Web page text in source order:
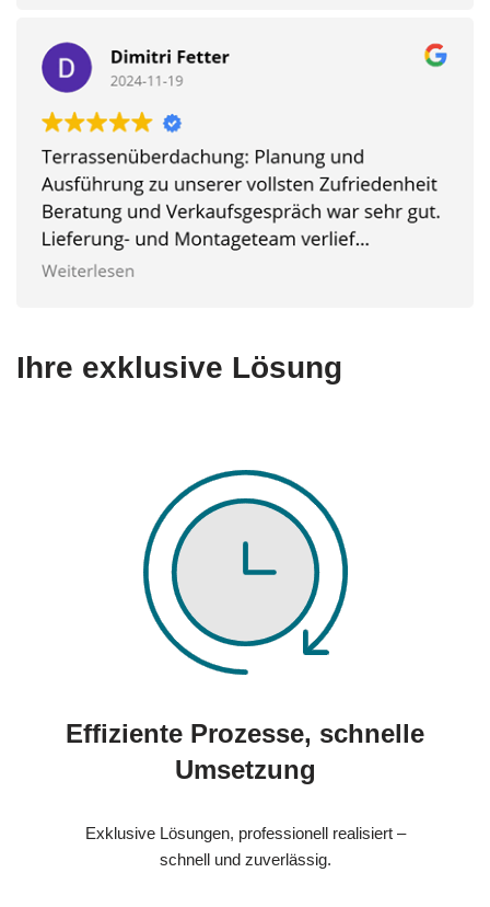
Ihre exklusive Lösung
Effiziente Prozesse, schnelle
Umsetzung
Exklusive Lösungen, professionell realisiert –
schnell und zuverlässig.